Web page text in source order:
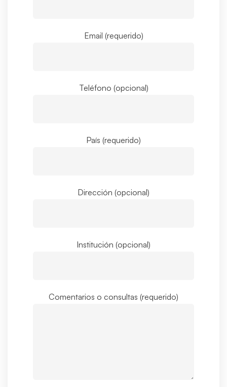
Email (requerido)
Teléfono (opcional)
País (requerido)
Dirección (opcional)
Institución (opcional)
Comentarios o consultas (requerido)